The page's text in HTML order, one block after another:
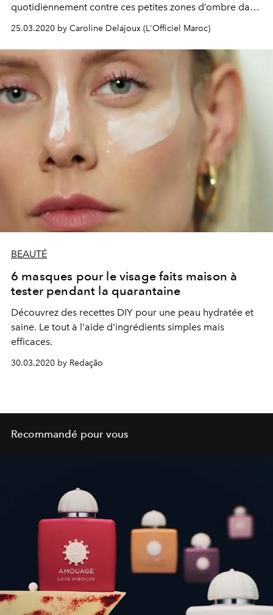
quotidiennement contre ces petites zones d’ombre dans
l’espoir de les effacer et d’afficher un teint unifié et
lumineux. Pour nous y aider, voici 3 soins anti-taches
aussi novateurs que révolutionnaires.
25.03.2020 by Caroline Delajoux (L'Officiel Maroc)
BEAUTÉ
6 masques pour le visage faits maison à
tester pendant la quarantaine
Découvrez des recettes DIY pour une peau hydratée et
saine. Le tout à l'aide d'ingrédients simples mais
efficaces.
30.03.2020 by Redação
Recommandé pour vous